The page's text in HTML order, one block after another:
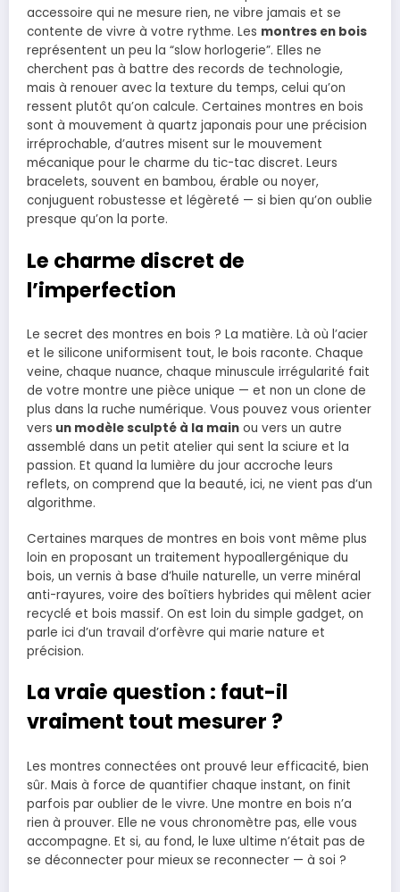
accessoire qui ne mesure rien, ne vibre jamais et se
contente de vivre à votre rythme. Les montres en bois
représentent un peu la “slow horlogerie”. Elles ne
cherchent pas à battre des records de technologie,
mais à renouer avec la texture du temps, celui qu’on
ressent plutôt qu’on calcule. Certaines montres en bois
sont à mouvement à quartz japonais pour une précision
irréprochable, d’autres misent sur le mouvement
mécanique pour le charme du tic-tac discret. Leurs
bracelets, souvent en bambou, érable ou noyer,
conjuguent robustesse et légèreté — si bien qu’on oublie
presque qu’on la porte.
Le charme discret de
l’imperfection
Le secret des montres en bois ? La matière. Là où l’acier
et le silicone uniformisent tout, le bois raconte. Chaque
veine, chaque nuance, chaque minuscule irrégularité fait
de votre montre une pièce unique — et non un clone de
plus dans la ruche numérique. Vous pouvez vous orienter
vers un modèle sculpté à la main ou vers un autre
assemblé dans un petit atelier qui sent la sciure et la
passion. Et quand la lumière du jour accroche leurs
reflets, on comprend que la beauté, ici, ne vient pas d’un
algorithme.
Certaines marques de montres en bois vont même plus
loin en proposant un traitement hypoallergénique du
bois, un vernis à base d’huile naturelle, un verre minéral
anti-rayures, voire des boîtiers hybrides qui mêlent acier
recyclé et bois massif. On est loin du simple gadget, on
parle ici d’un travail d’orfèvre qui marie nature et
précision.
La vraie question : faut-il
vraiment tout mesurer ?
Les montres connectées ont prouvé leur efficacité, bien
sûr. Mais à force de quantifier chaque instant, on finit
parfois par oublier de le vivre. Une montre en bois n’a
rien à prouver. Elle ne vous chronomètre pas, elle vous
accompagne. Et si, au fond, le luxe ultime n’était pas de
se déconnecter pour mieux se reconnecter — à soi ?